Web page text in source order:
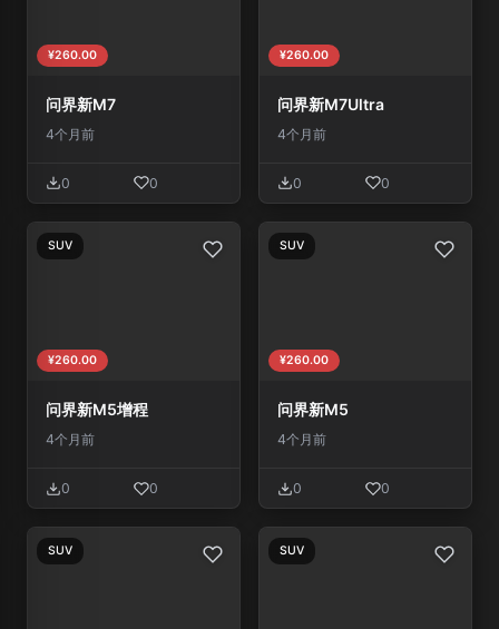
¥260.00
问界新M7
4个月前
0 0
¥260.00
问界新M7Ultra
4个月前
0 0
SUV
¥260.00
问界新M5增程
4个月前
0 0
SUV
¥260.00
问界新M5
4个月前
0 0
SUV SUV